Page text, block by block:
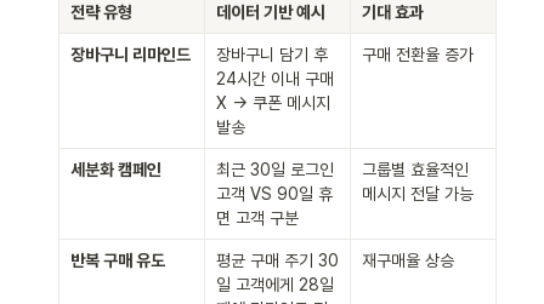
전략 유형 데이터 기반 예시 기대 효과
장바구니 리마인드
장바구니 담기 후
24시간 이내 구매
X → 쿠폰 메시지
발송
구매 전환율 증가
세분화 캠페인
최근 30일 로그인
고객 VS 90일 휴
면 고객 구분
그룹별 효율적인
메시지 전달 가능
반복 구매 유도
평균 구매 주기 30
일 고객에게 28일
재구매율 상승